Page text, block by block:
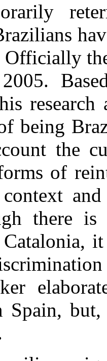
being
the
of
there
Catalonia,
Spain, but,